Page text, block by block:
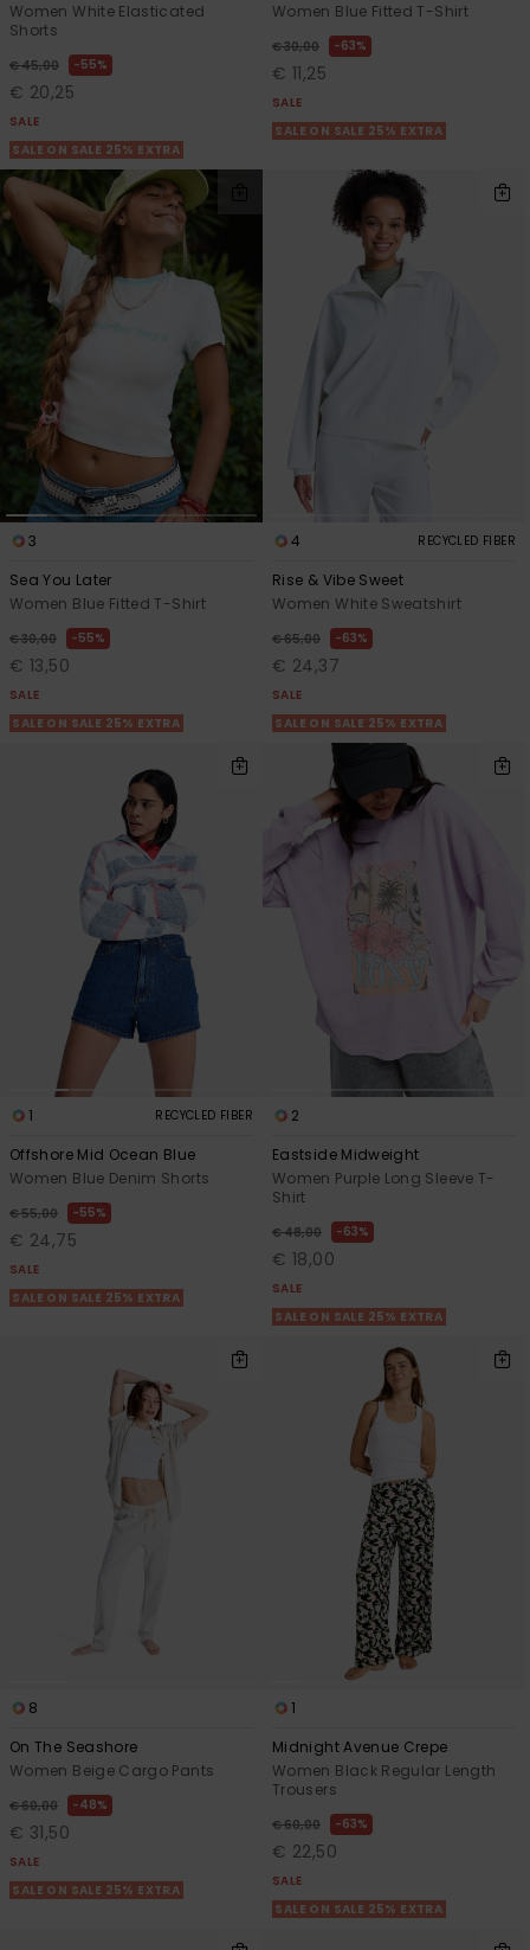
Women White Elasticated
Shorts
€ 45,00 55%
€ 20,25
SALE
SALE ON SALE 25% EXTRA
Women Blue Fitted T-Shirt
€ 30,00 63%
€ 11,25
SALE
SALE ON SALE 25% EXTRA
3
Sea You Later
Women Blue Fitted T-Shirt
€ 30,00 55%
€ 13,50
SALE
SALE ON SALE 25% EXTRA
4 RECYCLED FIBER
Rise & Vibe Sweet
Women White Sweatshirt
€ 65,00 63%
€ 24,37
SALE
SALE ON SALE 25% EXTRA
1 RECYCLED FIBER
Offshore Mid Ocean Blue
Women Blue Denim Shorts
€ 55,00 55%
€ 24,75
SALE
SALE ON SALE 25% EXTRA
2
Eastside Midweight
Women Purple Long Sleeve T-
Shirt
€ 48,00 63%
€ 18,00
SALE
SALE ON SALE 25% EXTRA
8
On The Seashore
Women Beige Cargo Pants
€ 60,00 48%
€ 31,50
SALE
SALE ON SALE 25% EXTRA
1
Midnight Avenue Crepe
Women Black Regular Length
Trousers
€ 60,00 63%
€ 22,50
SALE
SALE ON SALE 25% EXTRA